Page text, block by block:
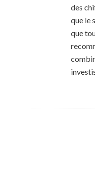
des
que le
que